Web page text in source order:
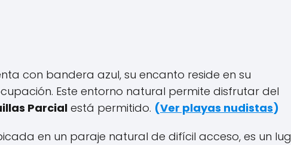
con bandera azul, su encanto reside en su
Este entorno natural permite disfrutar del
Parcial está permitido. (Ver playas nudistas)
en un paraje natural de difícil acceso, es un